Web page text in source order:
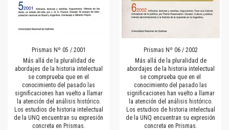
Prismas Nº 05 / 2001
Más allá de la pluralidad de
abordajes de la historia intelectual
se comprueba que en el
conocimiento del pasado las
significaciones han vuelto a llamar
la atención del análisis histórico.
Los estudios de historia intelectual
de la UNQ encuentran su expresión
concreta en Prismas.
Prismas Nº 06 / 2002
Más allá de la pluralidad de
abordajes de la historia intelectual
se comprueba que en el
conocimiento del pasado las
significaciones han vuelto a llamar
la atención del análisis histórico.
Los estudios de historia intelectual
de la UNQ encuentran su expresión
concreta en Prismas.